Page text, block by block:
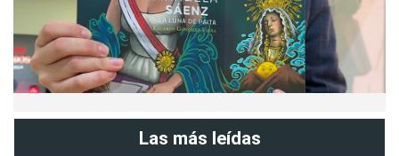
Las más leídas